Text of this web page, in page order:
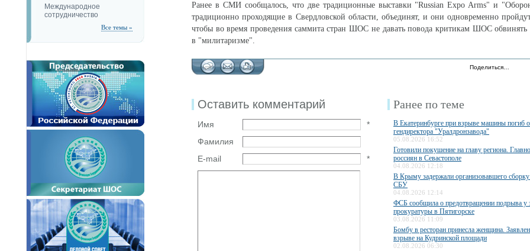
Международное
сотрудничество
Все темы »
Ранее в СМИ сообщалось, что две традиционные выставки "Russian Expo Arms" и
традиционно проходящие в Свердловской области, объединят, и они одновременно
чтобы во время проведения саммита стран ШОС не давать повода критикам ШОС
в "милитаризме".
Поделиться…
Оставить комментарий
Имя
*
Фамилия
E-mail
*
Ранее по теме
В Екатеринбурге при взрыве машины погиб
гендиректора "Уралдронзавода"
05.08.2026 16:52
Готовили покушение на главу региона.
россиян в Севастополе
04.08.2026 12:18
В Крыму задержали организовавшего
СБУ
04.08.2026 12:14
ФСБ сообщила о предотвращении подрыва у
прокуратуры в Пятигорске
03.08.2026 11:09
Бомбу в ресторан принесла женщина.
взрыве на Кудринской площади
02.08.2026 06:30